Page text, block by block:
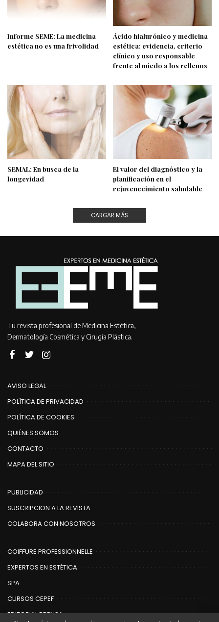
Informe SEME: La medicina
estética no es una frivolidad
Ácido hialurónico y medicina
estética: evidencia, criterio
clínico y uso responsable
frente al miedo a los rellenos
SEMAL: En busca de la
longevidad
El valor del diagnóstico y la
planificación en el
rejuvenecimiento saludable
CARGAR MÁS
Tu revista profesional de Medicina Estética,
Dermatología Cosmética y Cirugía Plástica.
AVISO LEGAL
POLÍTICA DE PRIVACIDAD
POLÍTICA DE COOKIES
QUIÉNES SOMOS
CONTACTO
MAPA DEL SITIO
PUBLICIDAD
SUSCRIPCION A LA REVISTA
COLABORA CON NOSOTROS
COIFFURE PROFESSIONNELLE
EXPERTOS EN ESTÉTICA
SPA
CURSOS CEPEF
EDITORIAL PRENSA